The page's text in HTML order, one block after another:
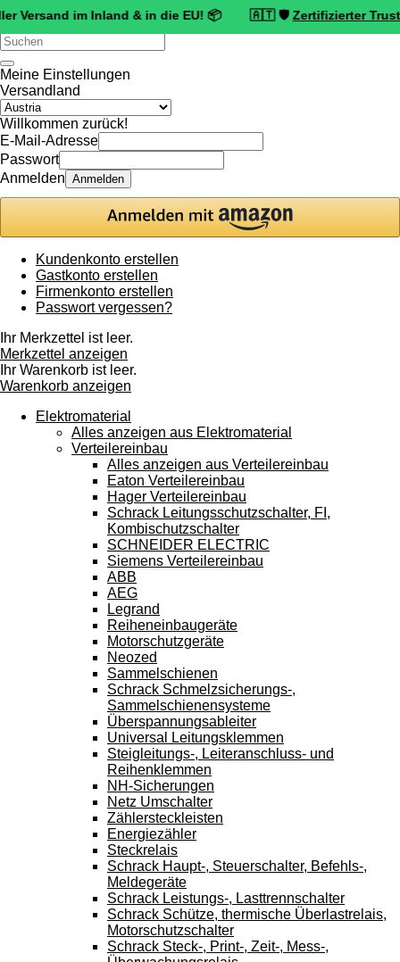
im Inland & in die EU! 📦 🇦🇹 🛡️ Zertifizierter Trusted
Verwende
die
oben
und
unten,
um
das
Ergebnis
auszuwählen.
Eingabetaste,
zum
ausgewählten
können
Touch-
und
Streichgesten
verwenden.
Meine Einstellungen
Versandland
Willkommen zurück!
E-Mail-Adresse
Passwort
Anmelden Anmelden
Kundenkonto erstellen
Gastkonto erstellen
Firmenkonto erstellen
Passwort vergessen?
Ihr Merkzettel ist leer.
Merkzettel anzeigen
Ihr Warenkorb ist leer.
Warenkorb anzeigen
Elektromaterial
Alles anzeigen aus Elektromaterial
Verteilereinbau
Alles anzeigen aus Verteilereinbau
Eaton Verteilereinbau
Hager Verteilereinbau
Schrack Leitungsschutzschalter, FI,
Kombischutzschalter
SCHNEIDER ELECTRIC
Siemens Verteilereinbau
ABB
AEG
Legrand
Reiheneinbaugeräte
Motorschutzgeräte
Neozed
Sammelschienen
Schrack Schmelzsicherungs-,
Sammelschienensysteme
Überspannungsableiter
Universal Leitungsklemmen
Steigleitungs-, Leiteranschluss- und
Reihenklemmen
NH-Sicherungen
Netz Umschalter
Zählersteckleisten
Energiezähler
Steckrelais
Schrack Haupt-, Steuerschalter, Befehls-,
Meldegeräte
Schrack Leistungs-, Lasttrennschalter
Schrack Schütze, thermische Überlastrelais,
Motorschutzschalter
Schrack Steck-, Print-, Zeit-, Mess-,